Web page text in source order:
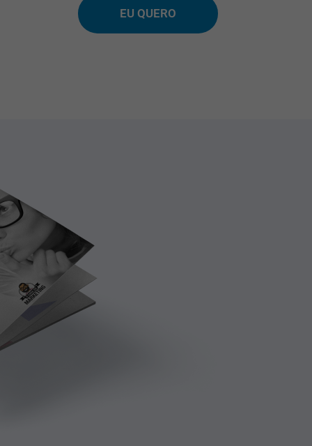
EU QUERO